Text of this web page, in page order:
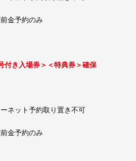
金予約のみ
付き入場券＞＜特典券＞確保
ネット予約取り置き不可
金予約のみ